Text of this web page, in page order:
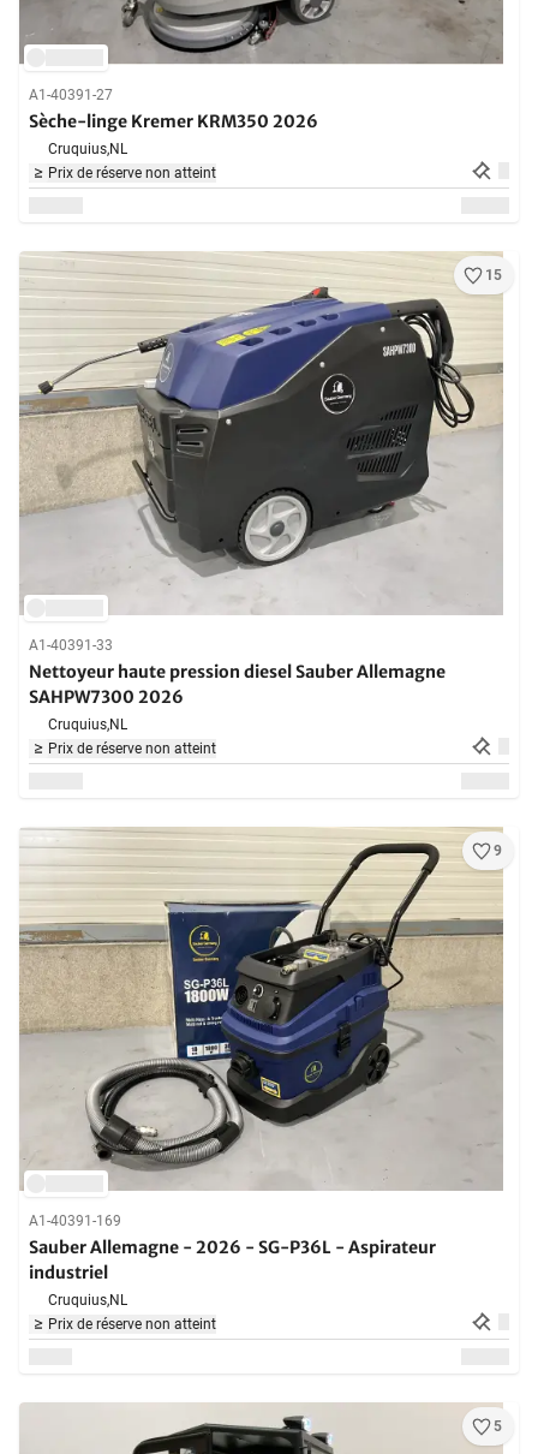
A1-40391-27
Sèche-linge Kremer KRM350 2026
Cruquius,NL
Prix de réserve non atteint
15
A1-40391-33
Nettoyeur haute pression diesel Sauber Allemagne
SAHPW7300 2026
Cruquius,NL
Prix de réserve non atteint
9
A1-40391-169
Sauber Allemagne - 2026 - SG-P36L - Aspirateur
industriel
Cruquius,NL
Prix de réserve non atteint
5